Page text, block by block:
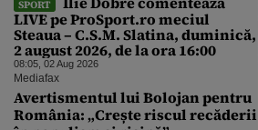
SPORT
LIVE pe ProSport.ro meciul
Steaua – C.S.M. Slatina, duminică,
2 august 2026, de la ora 16:00
08:05, 02 Aug 2026
Mediafax
Avertismentul lui Bolojan pentru
România: „Crește riscul recăderii